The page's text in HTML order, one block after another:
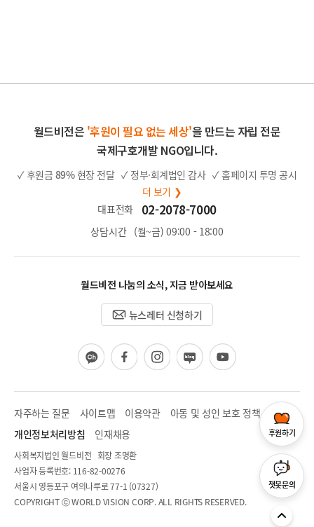
월드비전은 '후원이 필요 없는 세상'을 만드는 자립 전문
국제구호개발 NGO입니다.
✓ 후원금 89%현장 전달 ✓ 정부·회계법인 감사 ✓ 홈페이지 투명 공시
더 보기 ❯
대표전화
02-2078-7000
상담시간 (월~금) 09:00 - 18:00
월드비전 나눔의 소식, 지금 받아보세요
뉴스레터 신청하기
카
카
채
널
페
이
북
인
스
그
램
블
로
유
튜
자주하는 질문 사이트맵 이용약관
아동 및 성인 보호 정책
개인정보처리방침
인재채용
사회복지법인 월드비전 회장 조명환
사업자 등록번호: 116-82-00276
서울시 영등포구 여의나루로 77-1 (07327)
COPYRIGHT ⓒ WORLD VISION CORP. ALL RIGHTS RESERVED.
후원하기
챗봇문의